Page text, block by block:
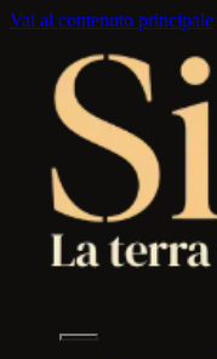
Vai al contenuto principale